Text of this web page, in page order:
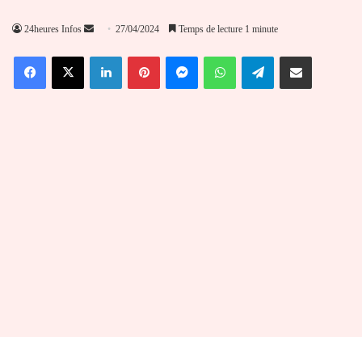
24heures Infos
Envoyer
courriel
27/04/2024 Temps de lecture 1 minute
FacebookX LinkedinPinterestMessengerWhatsAppTelegramPartager par email